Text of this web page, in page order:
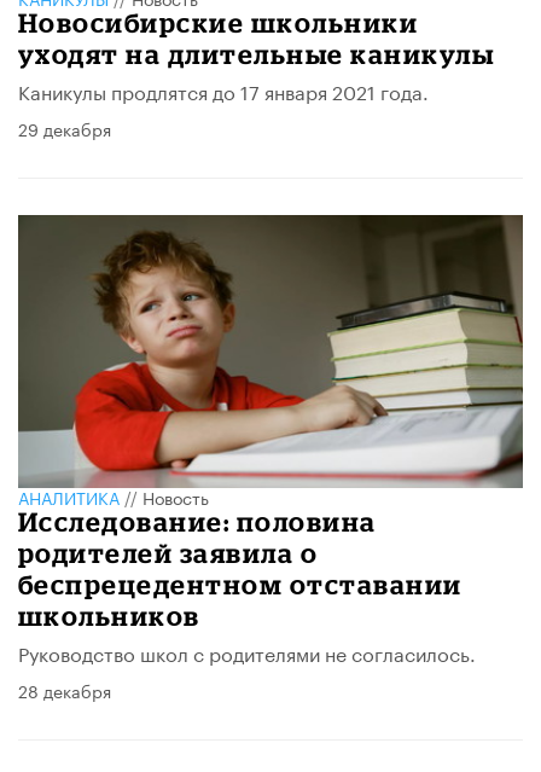
Новосибирские школьники
уходят на длительные каникулы
Каникулы продлятся до 17 января 2021 года.
29 декабря
АНАЛИТИКА//Новость
Исследование: половина
родителей заявила о
беспрецедентном отставании
школьников
Руководство школ с родителями не согласилось.
28 декабря